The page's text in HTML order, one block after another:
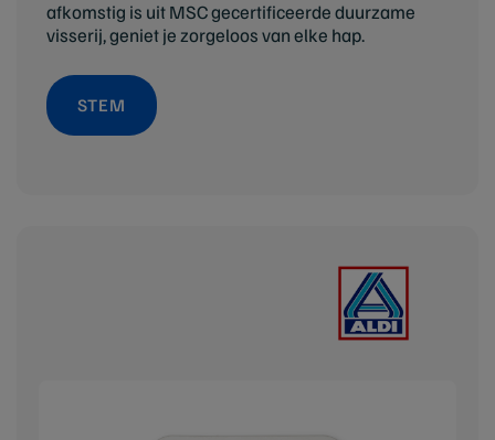
afkomstig is uit MSC gecertificeerde duurzame
visserij, geniet je zorgeloos van elke hap.
STEM